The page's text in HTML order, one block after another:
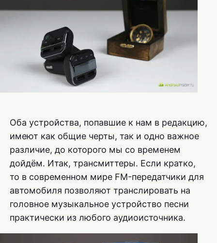
Оба устройства, попавшие к нам в редакцию,
имеют как общие черты, так и одно важное
различие, до которого мы со временем
дойдём. Итак, трансмиттеры. Если кратко,
то в современном мире FM-передатчики для
автомобиля позволяют транслировать на
головное музыкальное устройство песни
практически из любого аудиоисточника.